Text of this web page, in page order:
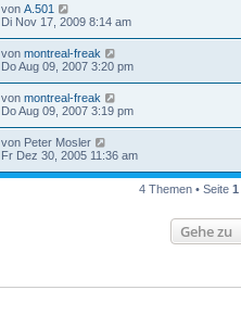
von A.501
Di Nov 17, 2009 8:14 am
von montreal-freak
Do Aug 09, 2007 3:20 pm
von montreal-freak
Do Aug 09, 2007 3:19 pm
von Peter Mosler
Fr Dez 30, 2005 11:36 am
4 Themen • Seite 1
Gehe zu